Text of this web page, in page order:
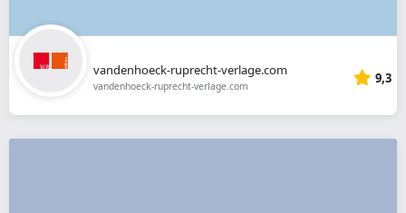
vandenhoeck-ruprecht-verlage.com
vandenhoeck-ruprecht-verlage.com 9,3